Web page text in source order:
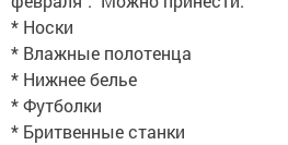
* Носки
* Влажные полотенца
* Нижнее белье
* Футболки
* Бритвенные станки